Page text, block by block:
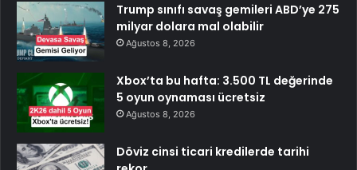
Trump sınıfı savaş gemileri ABD’ye 275
milyar dolara mal olabilir
Ağustos 8, 2026
Xbox’ta bu hafta: 3.500 TL değerinde
5 oyun oynaması ücretsiz
Ağustos 8, 2026
Döviz cinsi ticari kredilerde tarihi